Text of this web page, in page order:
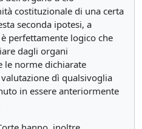
costituzionale di una certa
seconda ipotesi, a
perfettamente logico che
dagli organi
le norme dichiarate
dì qualsivoglia
in essere anteriormente